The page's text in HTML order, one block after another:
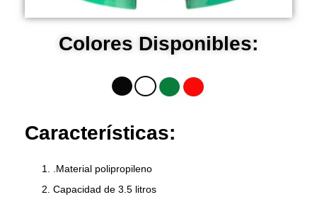
Colores Disponibles:
Características:
.Material polipropileno
Capacidad de 3.5 litros